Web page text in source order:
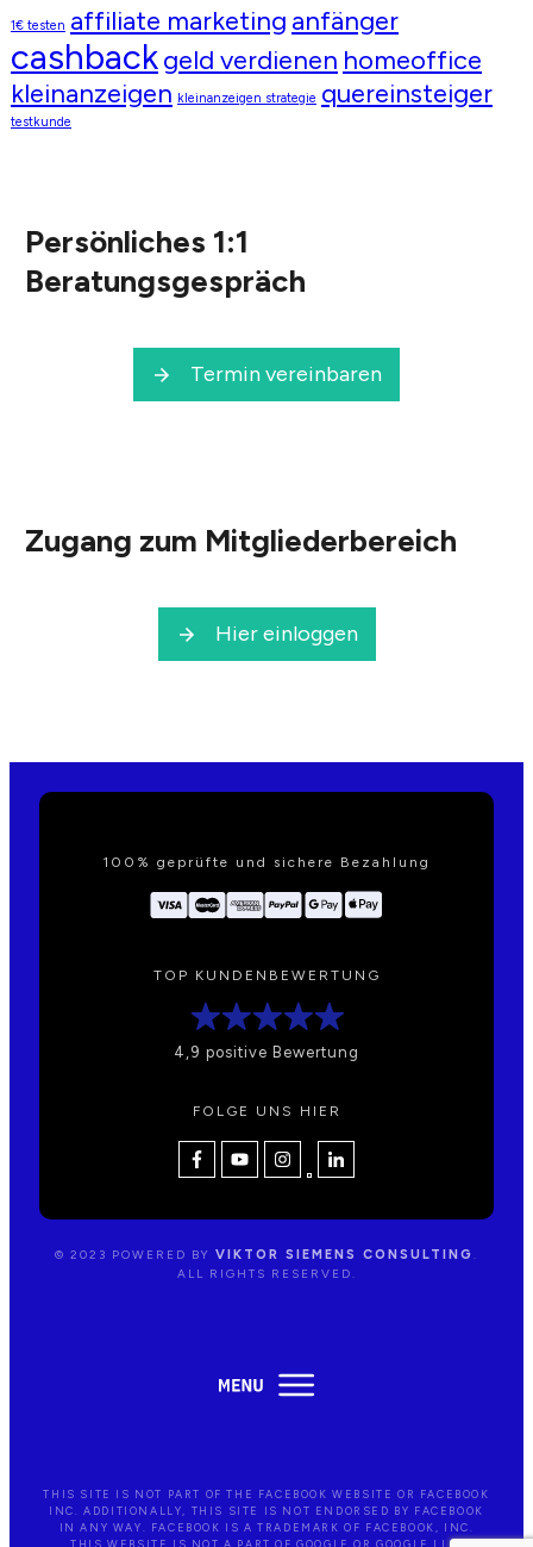
1€ testen affiliate marketing anfänger
cashbackgeld verdienen homeoffice
kleinanzeigen kleinanzeigen strategie quereinsteiger
testkunde
Persönliches 1:1
Beratungsgespräch
Termin vereinbaren
Zugang zum Mitgliederbereich
Hier einloggen
100% geprüfte und sichere Bezahlung
TOP KUNDENBEWERTUNG
4,9 positive Bewertung
FOLGE UNS HIER
© 2023 POWERED BY VIKTOR SIEMENS CONSULTING.
ALL RIGHTS RESERVED.
AGB WIDERRUF DATENSCHUTZ IMPRESSUM
THIS SITE IS NOT PART OF THE FACEBOOK WEBSITE OR FACEBOOK
INC. ADDITIONALLY, THIS SITE IS NOT ENDORSED BY FACEBOOK
IN ANY WAY. FACEBOOK IS A TRADEMARK OF FACEBOOK, INC.
THIS WEBSITE IS NOT A PART OF GOOGLE OR GOOGLE LLC.